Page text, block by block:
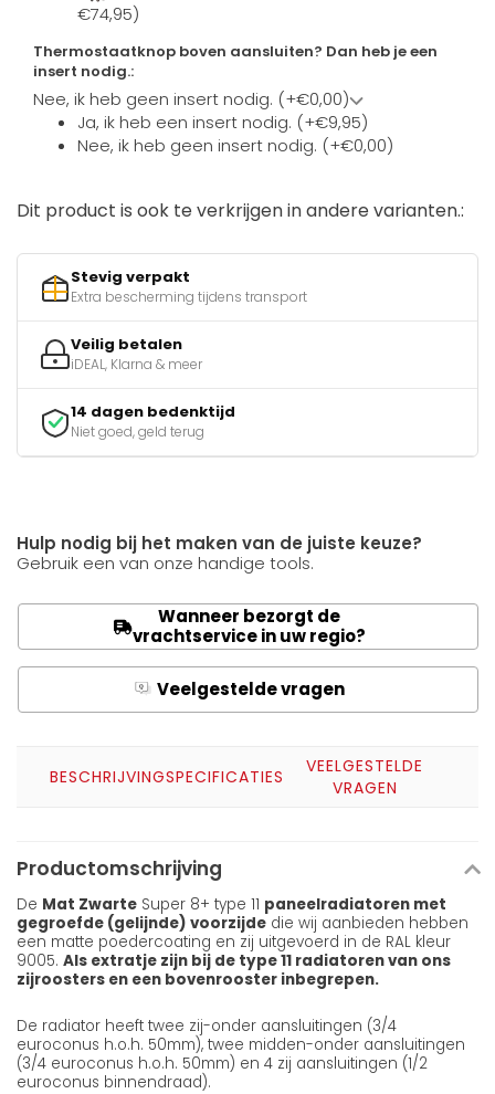
€74,95)
Thermostaatknop boven aansluiten? Dan heb je een
insert nodig.:
Nee, ik heb geen insert nodig. (+€0,00)
Ja, ik heb een insert nodig. (+€9,95)
Nee, ik heb geen insert nodig. (+€0,00)
Dit product is ook te verkrijgen in andere varianten.:
Stevig verpakt
Extra bescherming tijdens transport
Veilig betalen
iDEAL, Klarna & meer
14 dagen bedenktijd
Niet goed, geld terug
Hulp nodig bij het maken van de juiste keuze?
Gebruik een van onze handige tools.
Wanneer bezorgt de
vrachtservice in uw regio?
Q Veelgestelde vragen
BESCHRIJVINGSPECIFICATIES
VEELGESTELDE
VRAGEN
Productomschrijving
De Mat Zwarte Super 8+ type 11 paneelradiatoren met
gegroefde (gelijnde) voorzijde die wij aanbieden hebben
een matte poedercoating en zij uitgevoerd in de RAL kleur
9005. Als extratje zijn bij de type 11 radiatoren van ons
zijroosters en een bovenrooster inbegrepen.
De radiator heeft twee zij-onder aansluitingen (3/4
euroconus h.o.h. 50mm), twee midden-onder aansluitingen
(3/4 euroconus h.o.h. 50mm) en 4 zij aansluitingen (1/2
euroconus binnendraad).